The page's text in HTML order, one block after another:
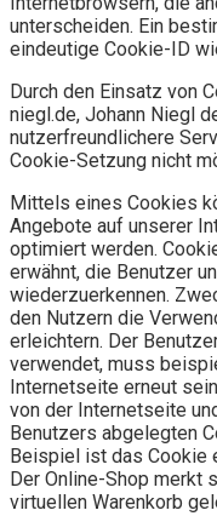
unterscheiden. Ein
eindeutige Cookie-ID
Durch den Einsatz von
niegl.de, Johann Niegl
nutzerfreundlichere
Cookie-Setzung nicht
Mittels eines Cookies
Angebote auf unserer
optimiert werden.
erwähnt, die Benutzer
wiederzuerkennen.
den Nutzern die
erleichtern. Der
verwendet, muss
Internetseite erneut
von der Internetseite
Benutzers abgelegten
Beispiel ist das Cookie
Der Online-Shop merkt
virtuellen Warenkorb